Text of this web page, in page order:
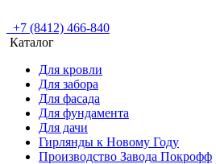
+7 (8412) 466-840
Каталог
Для кровли
Для забора
Для фасада
Для фундамента
Для дачи
Гирлянды к Новому Году
Производство Завода Покрофф